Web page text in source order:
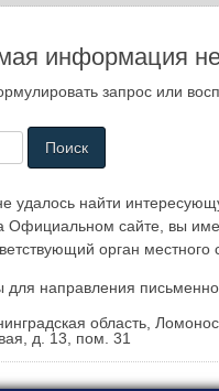
информация
запрос или
удалось найти
Официальном сайте, вы
орган местного
для направления
область,
д. 13, пом. 31